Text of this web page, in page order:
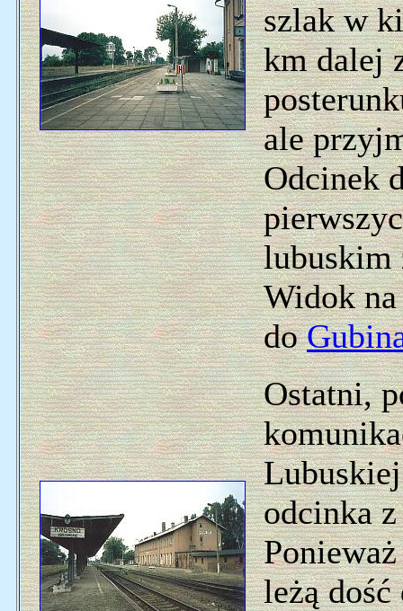
szlak w
km dalej
ale
Odcinek
lubuskim
Widok
do
Ostatni,
odcinka
leżą